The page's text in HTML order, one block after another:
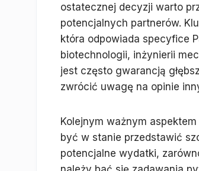
ostatecznej decyzji warto
potencjalnych partnerów.
która odpowiada specyfice
biotechnologii, inżynierii
jest często gwarancją
zwrócić uwagę na opinie
Kolejnym ważnym
być w stanie przedstawić
potencjalne wydatki,